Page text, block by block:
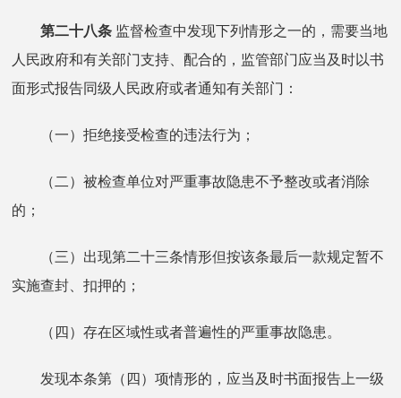
第二十八条 监督检查中发现下列情形之一的，需要当地
人民政府和有关部门支持、配合的，监管部门应当及时以书
面形式报告同级人民政府或者通知有关部门：
（一）拒绝接受检查的违法行为；
（二）被检查单位对严重事故隐患不予整改或者消除
的；
（三）出现第二十三条情形但按该条最后一款规定暂不
实施查封、扣押的；
（四）存在区域性或者普遍性的严重事故隐患。
发现本条第（四）项情形的，应当及时书面报告上一级